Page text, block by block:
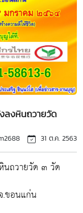
ลงหินถวายวัด
31 ต.ค. 2563
นถวายวัด ๓ วัด
ขอนแก่น